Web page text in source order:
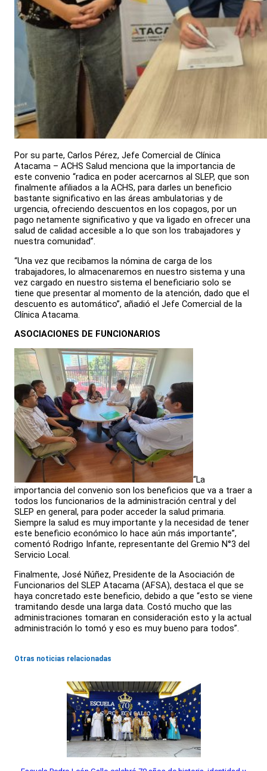
Por su parte, Carlos Pérez, Jefe Comercial de Clínica
Atacama – ACHS Salud menciona que la importancia de
este convenio “radica en poder acercarnos al SLEP, que son
finalmente afiliados a la ACHS, para darles un beneficio
bastante significativo en las áreas ambulatorias y de
urgencia, ofreciendo descuentos en los copagos, por un
pago netamente significativo y que va ligado en ofrecer una
salud de calidad accesible a lo que son los trabajadores y
nuestra comunidad”.
“Una vez que recibamos la nómina de carga de los
trabajadores, lo almacenaremos en nuestro sistema y una
vez cargado en nuestro sistema el beneficiario solo se
tiene que presentar al momento de la atención, dado que el
descuento es automático”, añadió el Jefe Comercial de la
Clínica Atacama.
ASOCIACIONES DE FUNCIONARIOS
“La
importancia del convenio son los beneficios que va a traer a
todos los funcionarios de la administración central y del
SLEP en general, para poder acceder la salud primaria.
Siempre la salud es muy importante y la necesidad de tener
este beneficio económico lo hace aún más importante”,
comentó Rodrigo Infante, representante del Gremio N°3 del
Servicio Local.
Finalmente, José Núñez, Presidente de la Asociación de
Funcionarios del SLEP Atacama (AFSA), destaca el que se
haya concretado este beneficio, debido a que “esto se viene
tramitando desde una larga data. Costó mucho que las
administraciones tomaran en consideración esto y la actual
administración lo tomó y eso es muy bueno para todos”.
Otras noticias relacionadas